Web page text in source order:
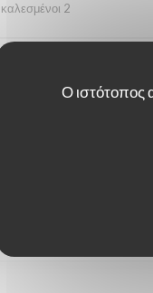
Ο ιστότοπος
2
proposé et ce fut une
2
4